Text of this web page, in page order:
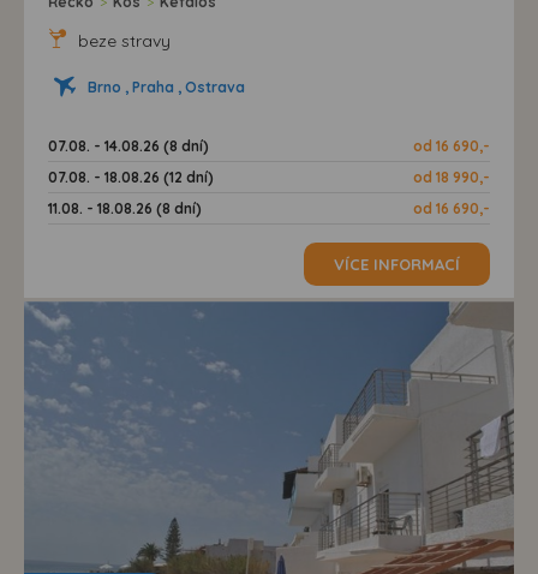
beze stravy
Brno , Praha , Ostrava
07.08. - 14.08.26 (8 dní)
od 16 690,-
07.08. - 18.08.26 (12 dní)
od 18 990,-
11.08. - 18.08.26 (8 dní)
od 16 690,-
VÍCE INFORMACÍ